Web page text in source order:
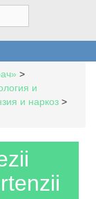
>
и
и наркоз >